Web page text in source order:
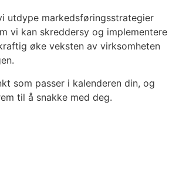
utdype markedsføringsstrategier
vi kan skreddersy og implementere
øke veksten av virksomheten
som passer i kalenderen din, og
til å snakke med deg.